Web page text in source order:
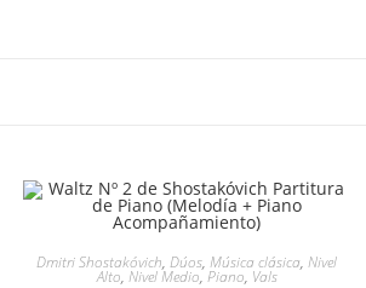
Dmitri Shostakóvich,Dúos,Música clásica,Nivel
Alto, Nivel Medio,Piano, Vals